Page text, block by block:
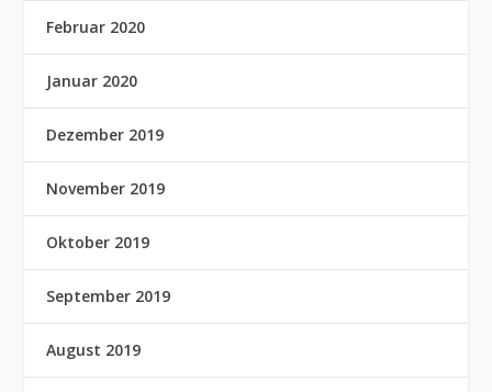
Februar 2020
Januar 2020
Dezember 2019
November 2019
Oktober 2019
September 2019
August 2019